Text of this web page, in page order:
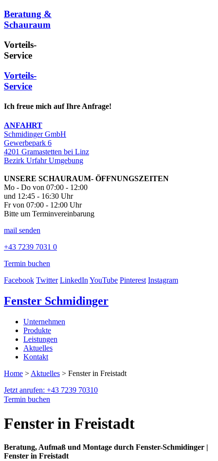
Beratung &
Schauraum
Vorteils-
Service
Vorteils-
Service
Ich freue mich auf Ihre Anfrage!
ANFAHRT
Schmidinger GmbH
Gewerbepark 6
4201 Gramastetten bei Linz
Bezirk Urfahr Umgebung
UNSERE SCHAURAUM- ÖFFNUNGSZEITEN
Mo - Do von 07:00 - 12:00
und 12:45 - 16:30 Uhr
Fr von 07:00 - 12:00 Uhr
Bitte um Terminvereinbarung
mail senden
+43 7239 7031 0
Termin buchen
Facebook Twitter LinkedInYouTube Pinterest Instagram
Fenster Schmidinger
Unternehmen
Produkte
Leistungen
Aktuelles
Kontakt
Home > Aktuelles > Fenster in Freistadt
Jetzt anrufen: +43 7239 70310
Termin buchen
Fenster in Freistadt
Beratung, Aufmaß und Montage durch Fenster-Schmidinger |
Fenster in Freistadt